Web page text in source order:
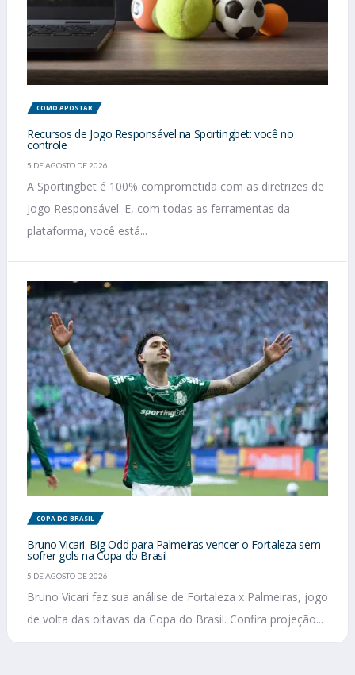
COMO APOSTAR
Recursos de Jogo Responsável na Sportingbet: você no
controle
5 DE AGOSTO DE 2026
A Sportingbet é 100% comprometida com as diretrizes de
Jogo Responsável. E, com todas as ferramentas da
plataforma, você está...
COPA DO BRASIL
Bruno Vicari: Big Odd para Palmeiras vencer o Fortaleza sem
sofrer gols na Copa do Brasil
5 DE AGOSTO DE 2026
Bruno Vicari faz sua análise de Fortaleza x Palmeiras, jogo
de volta das oitavas da Copa do Brasil. Confira projeção...